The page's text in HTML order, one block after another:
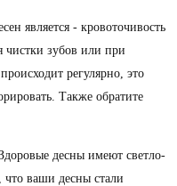
является - кровоточивость
чистки зубов или при
регулярно, это
Также обратите
десны имеют светло-
ваши десны стали